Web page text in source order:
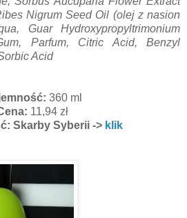
Nigrum Seed Oil (olej z nasion
Guar Hydroxypropyltrimonium
Parfum, Citric Acid, Benzyl
Acid
360 ml
11,94 zł
Skarby Syberii -> klik